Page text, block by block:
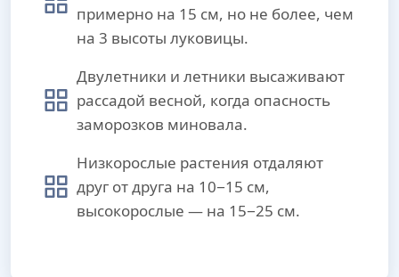
примерно на 15 см, но не более, чем
на 3 высоты луковицы.
Двулетники и летники высаживают
рассадой весной, когда опасность
заморозков миновала.
Низкорослые растения отдаляют
друг от друга на 10−15 см,
высокорослые — на 15−25 см.